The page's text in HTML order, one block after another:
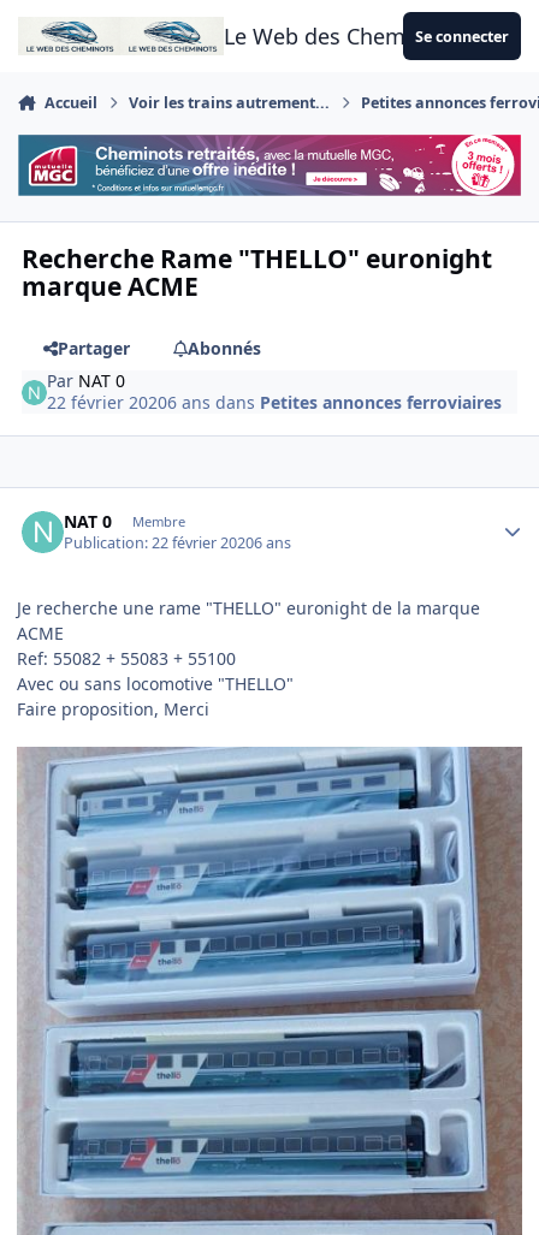
Aller au contenu
Le Web des CheminotsSe connecter
Accueil Voir les trains autrement... Petites annonces
Recherche Rame "THELLO" euronight
marque ACME
Partager
Abonnés
Par NAT 0
22 février 20206 ans dans Petites annonces ferroviaires
NAT 0 Membre
Publication:22 février 20206 ans
Je recherche une rame "THELLO" euronight de la marque
ACME
Ref: 55082 + 55083 + 55100
Avec ou sans locomotive "THELLO"
Faire proposition, Merci